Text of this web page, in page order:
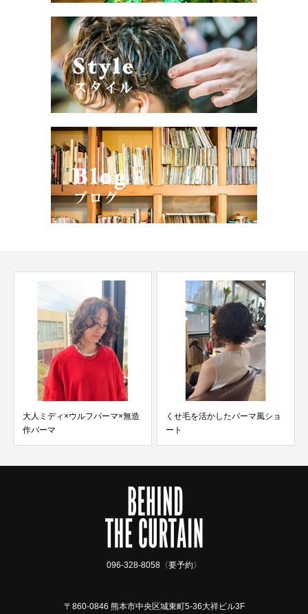
くせ毛を活かしたパーマ風ショ
ート
ナチュラルハイライト×オリーブ
グリーン
096-328-8058〈要予約〉
〒860-0846 熊本市中央区城東町5-36大祥ビル3F